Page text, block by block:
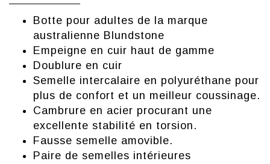
Botte pour adultes de la marque
australienne Blundstone
Empeigne en cuir haut de gamme
Doublure en cuir
Semelle intercalaire en polyuréthane pour
plus de confort et un meilleur coussinage.
Cambrure en acier procurant une
excellente stabilité en torsion.
Fausse semelle amovible.
Paire de semelles intérieures